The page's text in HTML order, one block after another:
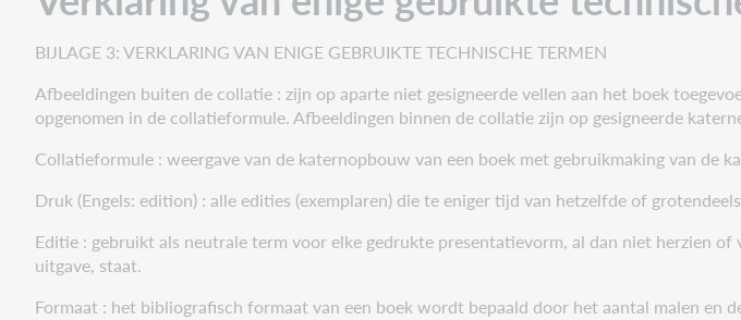
termen
BIJLAGE 3: VERKLARING VAN ENIGE GEBRUIKTE TECHNISCHE TERMEN
Afbeeldingen buiten de collatie : zijn op aparte niet gesigneerde vellen aan het boek
opgenomen in de collatieformule. Afbeeldingen binnen de collatie zijn op gesigneerde
Collatieformule : weergave van de katernopbouw van een boek met gebruikmaking van de
Druk (Engels: edition) : alle edities (exemplaren) die te eniger tijd van hetzelfde of
Editie : gebruikt als neutrale term voor elke gedrukte presentatievorm, al dan niet herzien
uitgave, staat.
Formaat : het bibliografisch formaat van een boek wordt bepaald door het aantal malen